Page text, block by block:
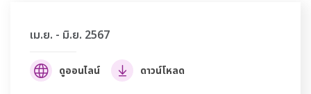
เม.ย. - มิ.ย. 2567
ดูออนไลน์ ดาวน์โหลด